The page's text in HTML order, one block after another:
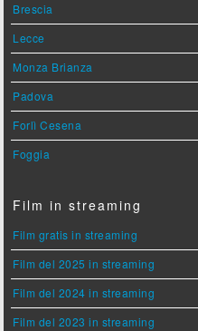
Brescia
Lecce
Monza Brianza
Padova
Forlì Cesena
Foggia
Film in streaming
Film gratis in streaming
Film del 2025 in streaming
Film del 2024 in streaming
Film del 2023 in streaming